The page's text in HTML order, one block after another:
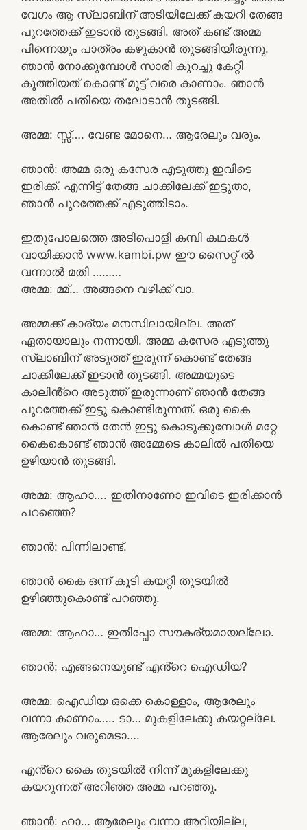
വേഗം ആ സ്ലാബിന് അടിയിലേക്ക് കയറി തേങ്ങ
പുറത്തേക്ക് ഇടാൻ തുടങ്ങി. അത് കണ്ട് അമ്മ
പിന്നെയും പാത്രം കഴുകാൻ തുടങ്ങിയിരുന്നു.
ഞാൻ നോക്കുമ്പോൾ സാരി കുറച്ചു കേറ്റി
കുത്തിയത് കൊണ്ട് മുട്ട് വരെ കാണാം. ഞാൻ
അതിൽ പതിയെ തലോടാൻ തുടങ്ങി.
അമ്മ: സ്സ്‌…. വേണ്ട മോനെ… ആരേലും വരും.
ഞാൻ: അമ്മ ഒരു കസേര എടുത്തു ഇവിടെ
ഇരിക്ക്. എന്നിട്ട് തേങ്ങ ചാക്കിലേക്ക് ഇട്ടുതാ,
ഞാൻ പുറത്തേക്ക് എടുത്തിടാം.
ഇതുപോലത്തെ അടിപൊളി കമ്പി കഥകൾ
വായിക്കാൻ www.kambi.pw ഈ സൈറ്റ് ൽ
വന്നാൽ മതി ………
അമ്മ: മ്മ്… അങ്ങനെ വഴിക്ക് വാ.
അമ്മക്ക് കാര്യം മനസിലായില്ല. അത്
ഏതായാലും നന്നായി. അമ്മ കസേര എടുത്തു
സ്ലാബിന് അടുത്ത് ഇരുന്ന് കൊണ്ട് തേങ്ങ
ചാക്കിലേക്ക് ഇടാൻ തുടങ്ങി. അമ്മയുടെ
കാലിൻ്റെ അടുത്ത് ഇരുന്നാണ് ഞാൻ തേങ്ങ
പുറത്തേക്ക് ഇട്ടു കൊണ്ടിരുന്നത്. ഒരു കൈ
കൊണ്ട് ഞാൻ തേൻ ഇട്ടു കൊടുക്കുമ്പോൾ മറ്റേ
കൈകൊണ്ട് ഞാൻ അമ്മേടെ കാലിൽ പതിയെ
ഉഴിയാൻ തുടങ്ങി.
അമ്മ: ആഹാ…. ഇതിനാണോ ഇവിടെ ഇരിക്കാൻ
പറഞ്ഞെ?
ഞാൻ: പിന്നിലാണ്ട്.
ഞാൻ കൈ ഒന്ന് കൂടി കയറ്റി തുടയിൽ
ഉഴിഞ്ഞുകൊണ്ട് പറഞ്ഞു.
അമ്മ: ആഹാ… ഇതിപ്പോ സൗകര്യമായല്ലോ.
ഞാൻ: എങ്ങനെയുണ്ട് എൻ്റെ ഐഡിയ?
അമ്മ: ഐഡിയ ഒക്കെ കൊള്ളാം, ആരേലും
വന്നാ കാണാം….. ടാ… മുകളിലേക്കു കയറ്റല്ലേ.
ആരേലും വരുമെടാ….
എൻ്റെ കൈ തുടയിൽ നിന്ന് മുകളിലേക്കു
കയറുന്നത് അറിഞ്ഞ അമ്മ പറഞ്ഞു.
ഞാൻ: ഹാ… ആരേലും വന്നാ അറിയില്ല,